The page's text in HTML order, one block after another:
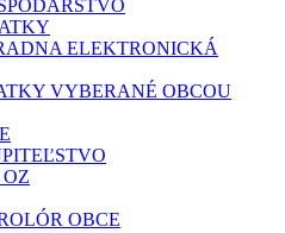
ELEKTRONICKÁ
VYBERANÉ OBCOU
OBCE